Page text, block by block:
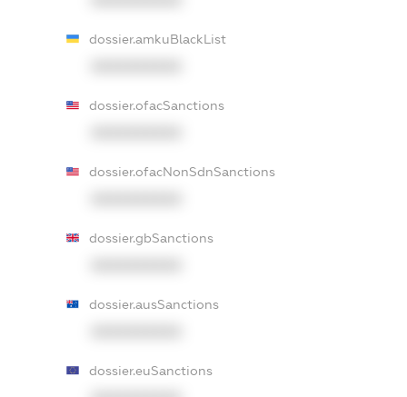
dossier.amkuBlackList
dossier.ofacSanctions
dossier.ofacNonSdnSanctions
dossier.gbSanctions
dossier.ausSanctions
dossier.euSanctions